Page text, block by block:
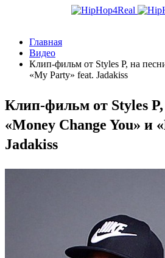
Главная
Видео
Клип-фильм от Styles P, на
«My Party» feat. Jadakiss
Клип-фильм от Styles
«Money Change You» и
Jadakiss